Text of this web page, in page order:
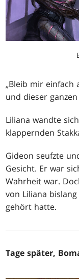
„Bleib mir einfach
und dieser
Liliana wandte
klappernden
Gideon seufzte
Gesicht. Er war
Wahrheit war.
von Liliana
gehört hatte.
Tage später,